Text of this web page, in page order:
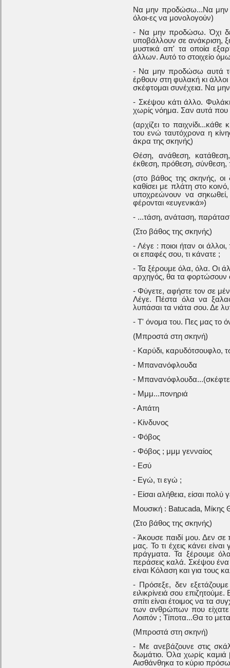
Να μην προδώσω...Να
όλοι-ες να μονολογούν)
- Να μην προδώσω. Όχι
υποβάλλουν σε ανάκριση,
μυστικά απ' τα οποία
άλλων. Αυτό το στοιχείο
- Να μην προδώσω αυτά
έρθουν στη φυλακή κι
σκέφτομαι συνέχεια. Να
- Σκέψου κάτι άλλο.
χωρίς νόημα. Σαν αυτά που
(αρχίζει το
του ενώ ταυτόχρονα η
άκρα της σκηνής)
Θέση, ανάθεση,
έκθεση, πρόθεση, σύνθεση,
(στο βάθος της σκηνής,
καθίσει με πλάτη στο
υποχρεώνουν να
φέρονται «ευγενικά»)
- ...τάση, ανάταση,
(Στο βάθος της σκηνής)
- Λέγε : ποιοι ήταν οι
οι επαφές σου, τι κάνατε ;
- Τα ξέρουμε όλα, όλα. Οι
αρχηγός, θα τα φορτώσουν
- Φύγετε, αφήστε τον σε
Λέγε. Πέστα όλα να
λυπάσαι τα νιάτα σου. Δε
- Τ' όνομα του. Πες μας το
(Μπροστά στη σκηνή)
- Καρύδι, καρυδότσουφλο,
- Μπανανόφλουδα
-
- Μμμ...πονηριά
- Απάτη
- Κίνδυνος
- Φόβος
- Φόβος ; μμμ γενναίος
- Εσύ
- Εγώ, τι εγώ ;
- Είσαι αλήθεια, είσαι πολύ
Μουσική : Batucada, Μίκης
(Στο βάθος της σκηνής)
- Άκουσε παιδί μου. Δεν σε
μας. Το τι έχεις κάνει
πράγματα. Τα ξέρουμε
περάσεις καλά. Σκέψου
είναι Κόλαση και για τους
- Πρόσεξε, δεν
ειλικρίνειά σου
σπίτι είναι έτοιμος να τα
των ανθρώπων που
Λοιπόν ; Τίποτα...Θα το
(Μπροστά στη σκηνή)
- Με ανεβάζουνε στις
δωμάτιο. Όλα χωρίς
Αισθάνθηκα το κύριο